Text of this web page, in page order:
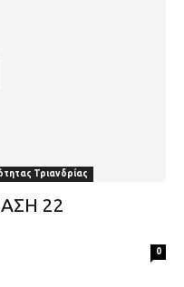
Τριανδρίας
22
0